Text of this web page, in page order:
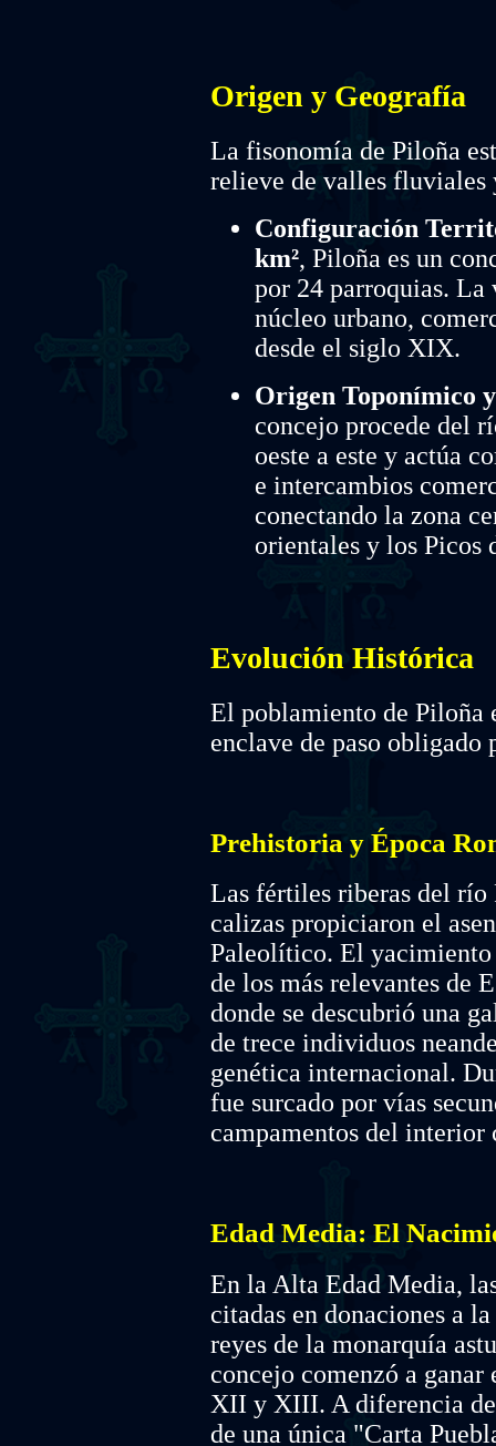
Origen y Geografía
La fisonomía de Piloña
relieve de valles fluviales
Configuración
km², Piloña es un
por 24 parroquias.
núcleo urbano,
desde el siglo XIX.
Origen Toponímico
concejo procede del
oeste a este y actúa
e intercambios
conectando la zona
orientales y los Picos
Evolución Histórica
El poblamiento de Piloña
enclave de paso obligado
Prehistoria y Época
Las fértiles riberas del río
calizas propiciaron el
Paleolítico. El
de los más relevantes de
donde se descubrió una
de trece individuos
genética internacional.
fue surcado por vías
campamentos del interior
Edad Media: El
En la Alta Edad Media,
citadas en donaciones a
reyes de la monarquía
concejo comenzó a
XII y XIII. A diferencia
de una única "Carta